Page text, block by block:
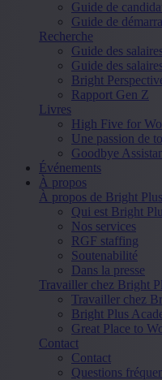
Guide de
Guide de
Recherche
Guide des
Guide des
Bright
Rapport Gen Z
Livres
High Five for
Une passion de
Goodbye
Événements
À propos
À propos de Bright Plus
Qui est Bright
Nos services
RGF staffing
Soutenabilité
Dans la presse
Travailler chez Bright
Travailler chez
Bright Plus
Great Place to
Contact
Contact
Questions